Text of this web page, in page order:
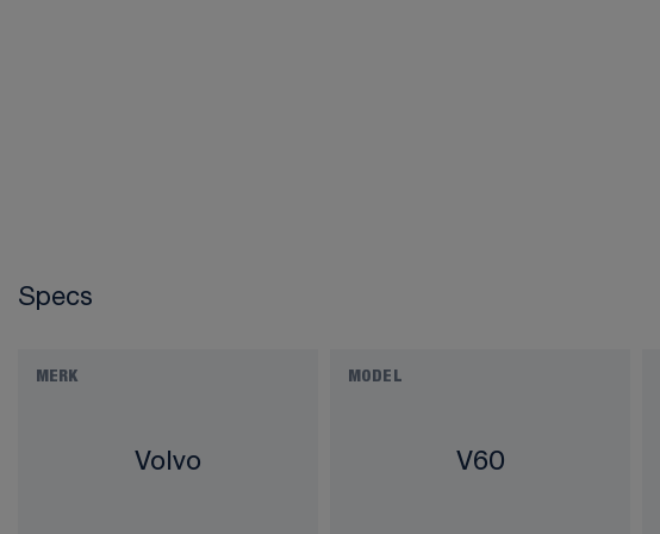
Specs
MERK
Volvo
MODEL
V60